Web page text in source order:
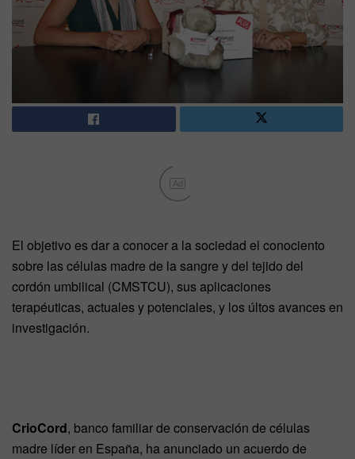
Ad
El objetivo es dar a conocer a la sociedad el conociento
sobre las células madre de la sangre y del tejido del
cordón umbilical (CMSTCU), sus aplicaciones
terapéuticas, actuales y potenciales, y los últos avances en
investigación.
CrioCord, banco familiar de conservación de células
madre líder en España, ha anunciado un acuerdo de